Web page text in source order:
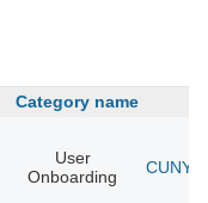
Category name
User
Onboarding
CUNY